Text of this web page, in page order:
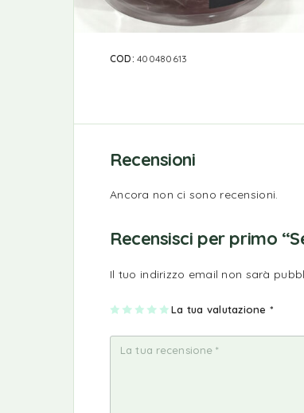
COD:400480613
Recensioni
Ancora non ci sono recensioni.
Recensisci per primo
Il tuo indirizzo email non sarà
La tua valutazione *
1
a
2
e
su
5
3
e
su
5
4
e
su
5
5
e
su
5